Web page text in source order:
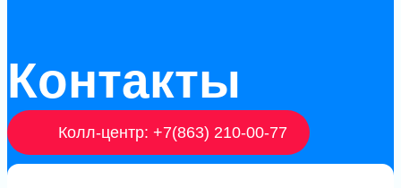
Контакты
Колл-центр: +7(863) 210-00-77